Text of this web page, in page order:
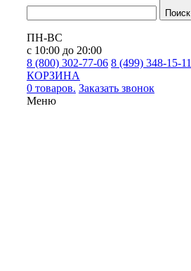
Поиск
ПН-ВС
с 10:00 до 20:00
8 (800) 302-77-06 8 (499) 348-15-11
КОРЗИНА
0 товаров. Заказать звонок
Меню